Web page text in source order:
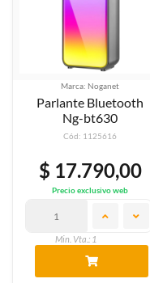
Marca: Noganet
Parlante Bluetooth
Ng-bt630
Cód: 1125616
$ 17.790,00
Precio exclusivo web
Min. Vta.: 1